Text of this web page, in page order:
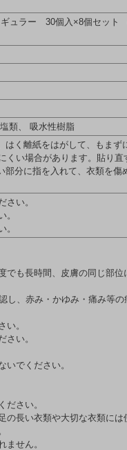
ラー 30個入×8個セット
類、 吸水性樹脂
く離紙をはがして、もまず
くい場合があります。貼り直
分に指を入れて、衣類を傷
さい。
。
。
も長時間、皮膚の同じ部
、赤み・かゆみ・痛み等
い。
さい。
いでください。
ださい。
の長い衣類や大切な衣類には
ません。